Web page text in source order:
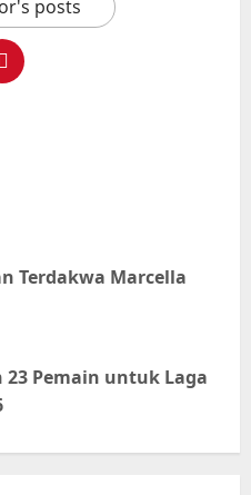
posts
Terdakwa Marcella
23 Pemain untuk Laga